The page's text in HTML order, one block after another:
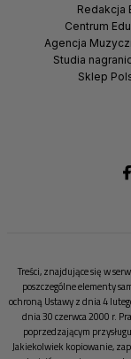
Redakcja
Centrum
Agencja
Studia
Sklep
Treści, znajdujące się w
poszczególne elementy
ochroną Ustawy z dnia 4
dnia 30 czerwca 2000 r.
poprzedzającym
Jakiekolwiek kopiowanie,